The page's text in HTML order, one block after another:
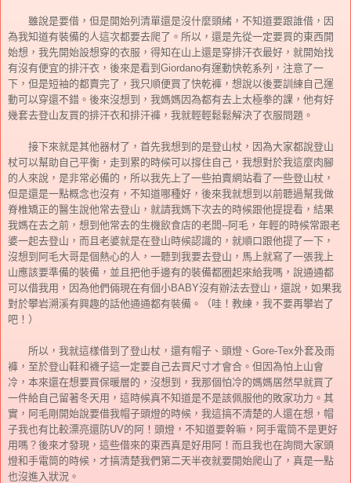
雖說是要借，但是開始列清單還是沒什麼頭緒，不知道要跟誰借，因
為我知道有裝備的人這次都要去爬了。所以，還是先從一定要買的東西開
始想，我先開始設想穿的衣服，得知在山上還是穿排汗衣最好，就開始找
有沒有便宜的排汗衣，後來是看到Giordano有運動快乾系列，注意了一
下，但是短袖的都賣完了，我只順便買了快乾褲，想說以後要訓練自己運
動可以穿還不錯。後來沒想到，我媽媽因為都有去上太極拳的課，他有好
幾套去登山友買的排汗衣和排汗褲，我就輕輕鬆鬆解決了衣服問題。
接下來就是其他器材了，首先我想到的是登山杖，因為大家都說登山
杖可以幫助自己平衡，走到累的時候可以撐住自己，我想對於我這麼肉腳
的人來說，是非常必備的，所以我先上了一些拍賣網站看了一些登山杖，
但是還是一點概念也沒有，不知道哪種好，後來我就想到以前聽過幫我做
脊椎矯正的醫生說他常去登山，就請我媽下次去的時候跟他提提看，結果
我媽在去之前，想到他常去的生機飲食店的老闆--阿毛，年輕的時候常跟老
婆一起去登山，而且老婆就是在登山時候認識的，就順口跟他提了一下，
沒想到阿毛大哥是個熱心的人，一聽到我要去登山，馬上就寫了一張我上
山應該要準備的裝備，並且把他手邊有的裝備都圈起來給我嗎，說通通都
可以借我用，因為他們倆現在有個小BABY沒有辦法去登山，還說，如果我
對於攀岩溯溪有興趣的話他通通都有裝備。（哇！教練，我不要再攀岩了
吧！）
所以，我就這樣借到了登山杖，還有帽子、頭燈、Gore-Tex外套及雨
褲，至於登山鞋和襪子這一定要自己去買尺寸才會合。但因為怕上山會
冷，本來還在想要買保暖層的，沒想到，我那個怕冷的媽媽居然早就買了
一件給自己留著冬天用，這時候真不知道是不是該佩服他的敗家功力。其
實，阿毛剛開始說要借我帽子頭燈的時候，我這搞不清楚的人還在想，帽
子我也有比較漂亮還防UV的阿！頭燈，不知道要幹嘛，阿手電筒不是更好
用嗎？後來才發現，這些借來的東西真是好用阿！而且我也在詢問大家頭
燈和手電筒的時候，才搞清楚我們第二天半夜就要開始爬山了，真是一點
也沒進入狀況。